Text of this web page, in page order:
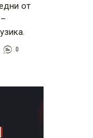
от
0